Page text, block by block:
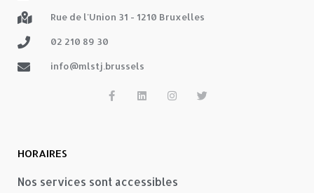
Rue de l'Union 31 - 1210 Bruxelles
02 210 89 30
info@mlstj.brussels
HORAIRES
Nos services sont accessibles